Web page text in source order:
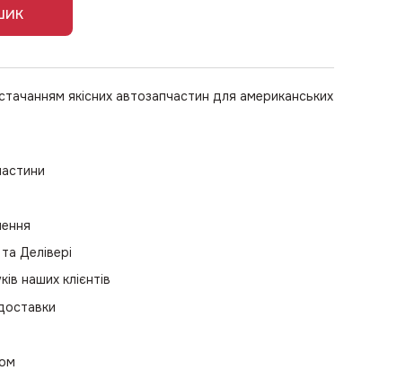
якісних автозапчастин для американських
Делівері
наших клієнтів